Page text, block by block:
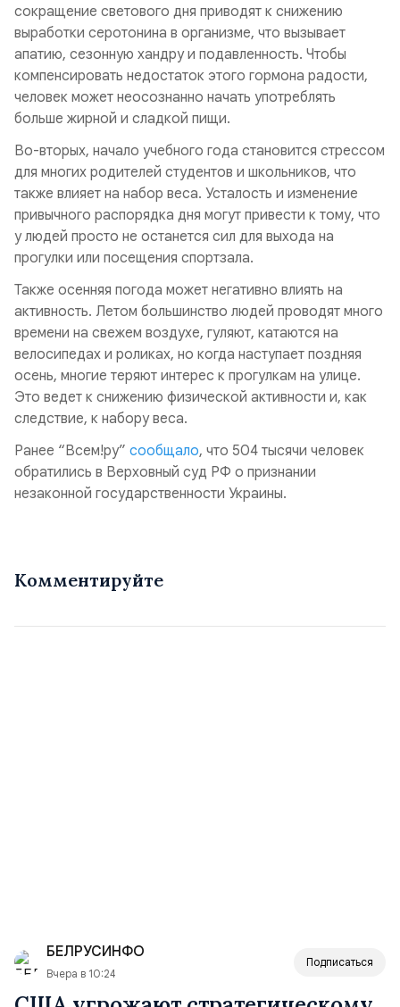
сокращение светового дня приводят к снижению
выработки серотонина в организме, что вызывает
апатию, сезонную хандру и подавленность. Чтобы
компенсировать недостаток этого гормона радости,
человек может неосознанно начать употреблять
больше жирной и сладкой пищи.
Во-вторых, начало учебного года становится стрессом
для многих родителей студентов и школьников, что
также влияет на набор веса. Усталость и изменение
привычного распорядка дня могут привести к тому, что
у людей просто не останется сил для выхода на
прогулки или посещения спортзала.
Также осенняя погода может негативно влиять на
активность. Летом большинство людей проводят много
времени на свежем воздухе, гуляют, катаются на
велосипедах и роликах, но когда наступает поздняя
осень, многие теряют интерес к прогулкам на улице.
Это ведет к снижению физической активности и, как
следствие, к набору веса.
Ранее “Всем!ру” сообщало, что 504 тысячи человек
обратились в Верховный суд РФ о признании
незаконной государственности Украины.
Комментируйте
БЕЛРУСИНФО
Вчера в 10:24
Подписаться